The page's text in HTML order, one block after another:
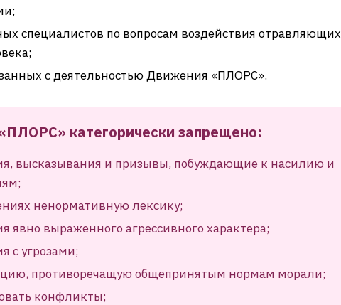
специалистов по вопросам воздействия отравляющих
с деятельностью Движения «ПЛОРС».
категорически запрещено:
высказывания и призывы, побуждающие к насилию и
ненормативную лексику;
явно выраженного агрессивного характера;
с угрозами;
противоречащую общепринятым нормам морали;
конфликты;